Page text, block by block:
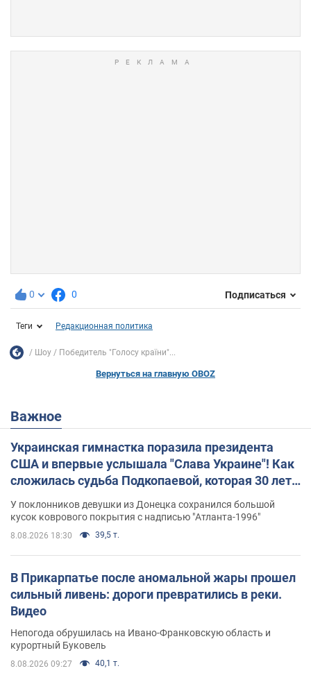
0 0 Подписаться
Теги Редакционная политика
Шоу Победитель "Голосу країни"...
Вернуться на главную OBOZ
Важное
Украинская гимнастка поразила президента
США и впервые услышала "Слава Украине"! Как
сложилась судьба Подкопаевой, которая 30 лет
назад завоевала "золото" Олимпиады
У поклонников девушки из Донецка сохранился большой
кусок коврового покрытия с надписью "Атланта-1996"
8.08.2026 18:30 39,5 т.
В Прикарпатье после аномальной жары прошел
сильный ливень: дороги превратились в реки.
Видео
Непогода обрушилась на Ивано-Франковскую область и
курортный Буковель
8.08.2026 09:27 40,1 т.